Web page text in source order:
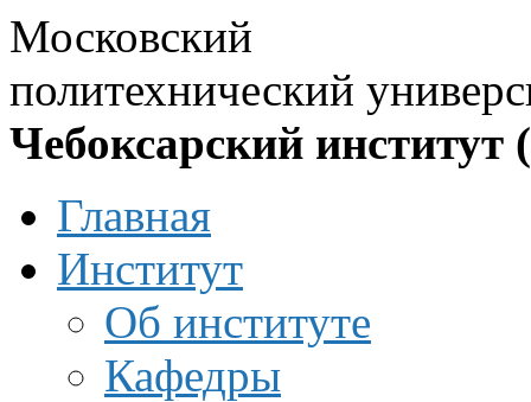
Московский
политехнический
Чебоксарский институт
Главная
Институт
Об институте
Кафедры